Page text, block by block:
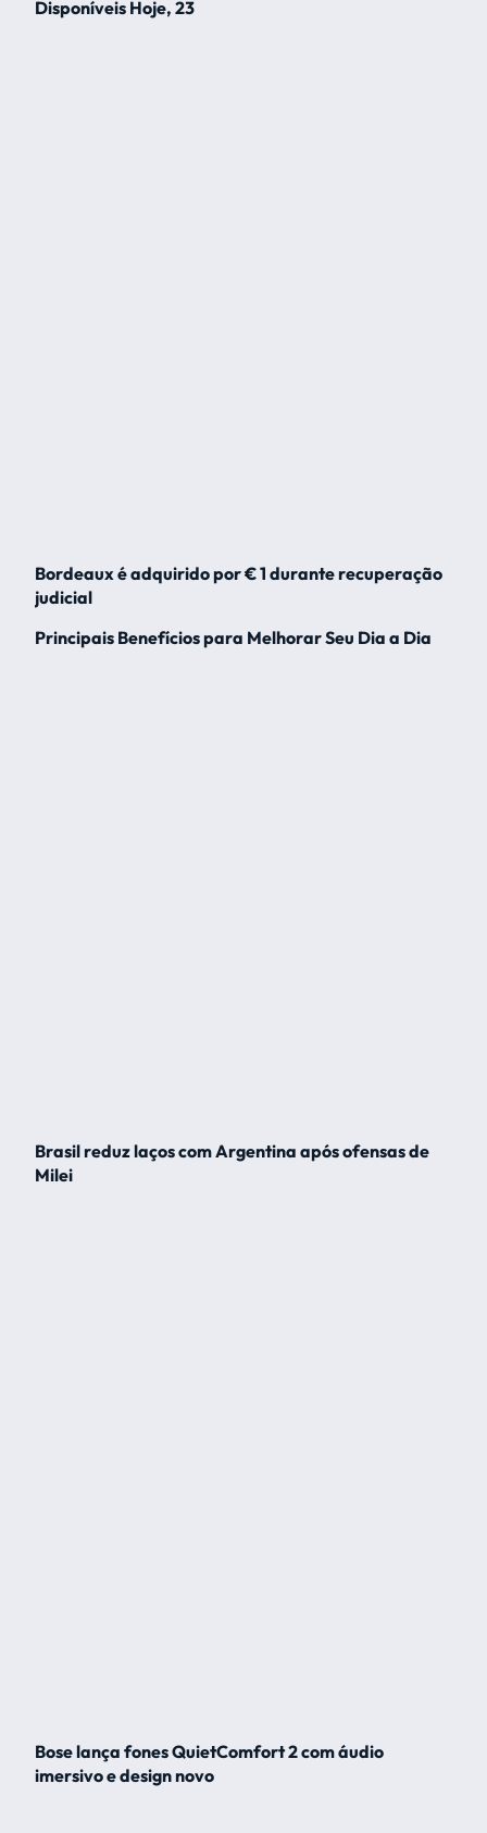
Disponíveis Hoje, 23
Bordeaux é adquirido por € 1 durante recuperação
judicial
Principais Benefícios para Melhorar Seu Dia a Dia
Brasil reduz laços com Argentina após ofensas de
Milei
Bose lança fones QuietComfort 2 com áudio
imersivo e design novo